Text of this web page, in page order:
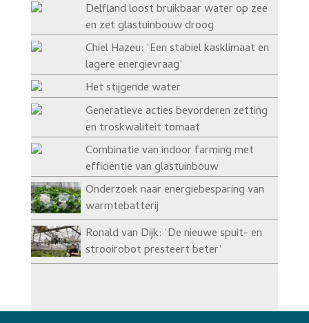
Delfland loost bruikbaar water op zee
en zet glastuinbouw droog
Chiel Hazeu: ‘Een stabiel kasklimaat en
lagere energievraag’
Het stijgende water
Generatieve acties bevorderen zetting
en troskwaliteit tomaat
Combinatie van indoor farming met
efficiëntie van glastuinbouw
Onderzoek naar energiebesparing van
warmtebatterij
Ronald van Dijk: ‘De nieuwe spuit- en
strooirobot presteert beter’